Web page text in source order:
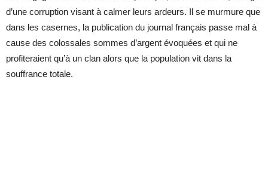
d’une corruption visant à calmer leurs ardeurs. Il se murmure que
dans les casernes, la publication du journal français passe mal à
cause des colossales sommes d’argent évoquées et qui ne
profiteraient qu’à un clan alors que la population vit dans la
souffrance totale.